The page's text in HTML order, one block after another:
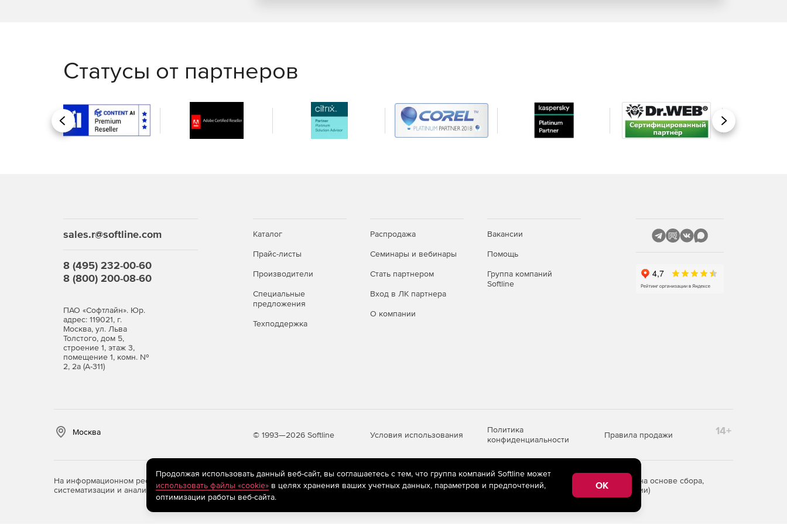
Статусы от партнеров
Назад Вперед
sales.r@softline.com
8 (495) 232-00-60
8 (800) 200-08-60
ПАО «Софтлайн». Юр.
адрес: 119021, г.
Москва, ул. Льва
Толстого, дом 5,
строение 1, этаж 3,
помещение 1, комн. №
2, 2а (А-311)
Каталог
Прайс-листы
Производители
Специальные
предложения
Техподдержка
Распродажа
Семинары и вебинары
Стать партнером
Вход в ЛК партнера
О компании
Вакансии
Помощь
Группа компаний
Softline
Москва © 1993—2026 Softline Условия использования
Политика
конфиденциальности
Правила продажи 14+
На информационном ресурсе store.softline.ru применяются рекомендательные технологии
(информационные технологии предоставления информации на основе сбора,
систематизации и анализа сведений, относящихся к предпочтениям пользователей сети «Интернет», находящихся на территории Российской Федерации)
Продолжая использовать данный веб-сайт, вы соглашаетесь с тем, что группа компаний Softline может
использовать файлы «cookie»в целях хранения ваших учетных данных, параметров и предпочтений,
оптимизации работы веб-сайта.
OK